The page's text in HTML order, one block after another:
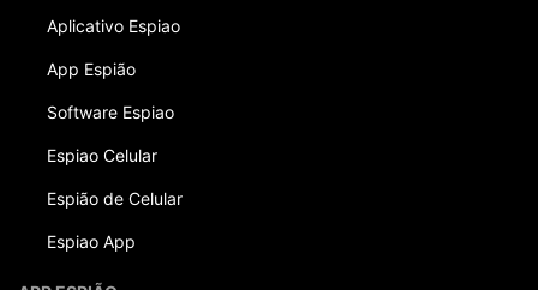
Aplicativo Espiao
App Espião
Software Espiao
Espiao Celular
Espião de Celular
Espiao App